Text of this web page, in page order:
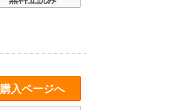
購入ページへ